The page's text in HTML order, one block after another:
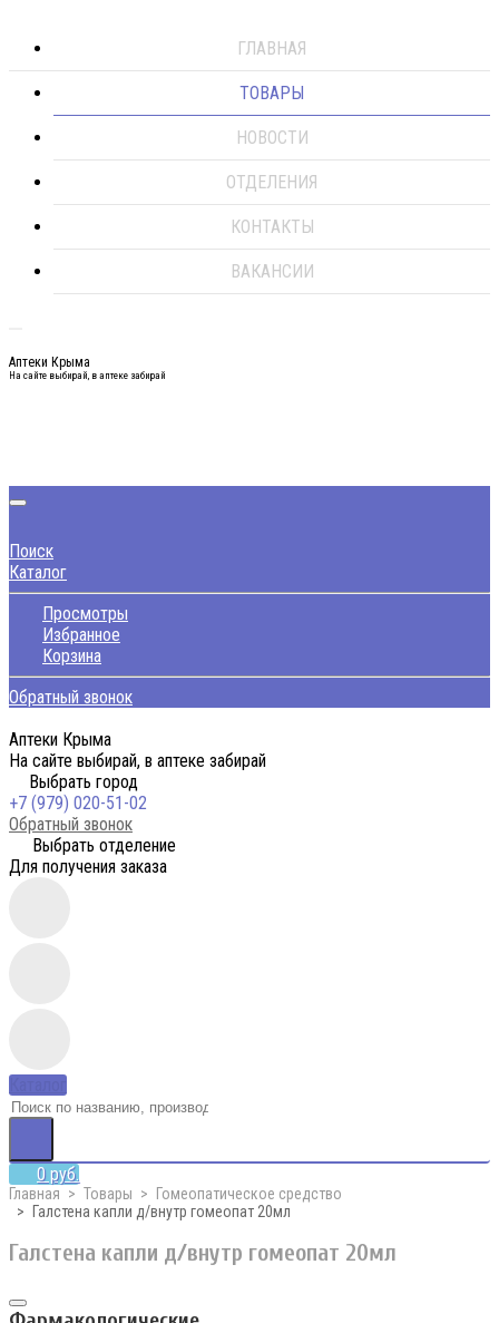
ГЛАВНАЯ
ТОВАРЫ
НОВОСТИ
ОТДЕЛЕНИЯ
КОНТАКТЫ
ВАКАНСИИ
Аптеки Крыма
На сайте выбирай, в аптеке забирай
Поиск
Каталог
Просмотры
Избранное
Корзина
Обратный звонок
Аптеки Крыма
На сайте выбирай, в аптеке забирай
Выбрать город
+7 (979) 020-51-02
Обратный звонок
Выбрать отделение
Для получения заказа
0 руб.
Главная Товары
Гомеопатическое средство
Галстена капли д/внутр гомеопат 20мл
Галстена капли д/внутр гомеопат 20мл